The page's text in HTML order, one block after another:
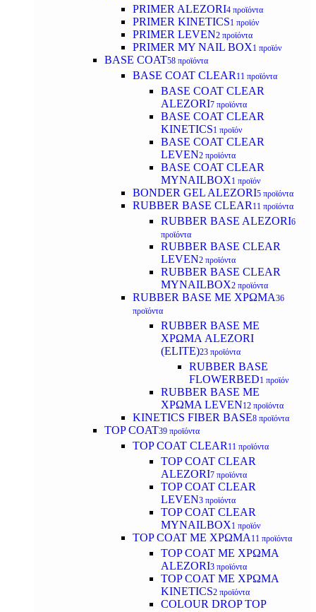
PRIMER ALEZORI4 προϊόντα
PRIMER KINETICS1 προϊόν
PRIMER LEVEN2 προϊόντα
PRIMER MY NAIL BOX1 προϊόν
BASE COAT58 προϊόντα
BASE COAT CLEAR 11 προϊόντα
BASE COAT CLEAR
ALEZORI7 προϊόντα
BASE COAT CLEAR
KINETICS1 προϊόν
BASE COAT CLEAR
LEVEN2 προϊόντα
BASE COAT CLEAR
MYNAILBOX1 προϊόν
BONDER GEL ALEZORI5 προϊόντα
RUBBER BASE CLEAR 11 προϊόντα
RUBBER BASE ALEZORI6
προϊόντα
RUBBER BASE CLEAR
LEVEN2 προϊόντα
RUBBER BASE CLEAR
MYNAILBOX2 προϊόντα
RUBBER BASE ΜΕ ΧΡΩΜΑ36
προϊόντα
RUBBER BASE ΜΕ
ΧΡΩΜΑ ALEZORI
(ELITE)23 προϊόντα
RUBBER BASE
FLOWERBED1 προϊόν
RUBBER BASE ΜΕ
ΧΡΩΜΑ LEVEN12 προϊόντα
KINETICS FIBER BASE8 προϊόντα
TOP COAT39 προϊόντα
TOP COAT CLEAR 11 προϊόντα
TOP COAT CLEAR
ALEZORI7 προϊόντα
TOP COAT CLEAR
LEVEN3 προϊόντα
TOP COAT CLEAR
MYNAILBOX1 προϊόν
TOP COAT ΜΕ ΧΡΩΜΑ 11 προϊόντα
TOP COAT ΜΕ ΧΡΩΜΑ
ALEZORI3 προϊόντα
TOP COAT ΜΕ ΧΡΩΜΑ
KINETICS2 προϊόντα
COLOUR DROP TOP